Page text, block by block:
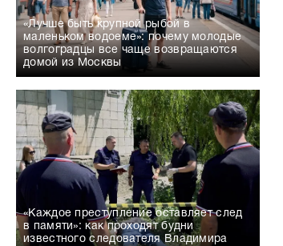
«Лучше быть крупной рыбой в
маленьком водоеме»: почему молодые
волгоградцы все чаще возвращаются
домой из Москвы
«Каждое преступление оставляет след
в памяти»: как проходят будни
известного следователя Владимира